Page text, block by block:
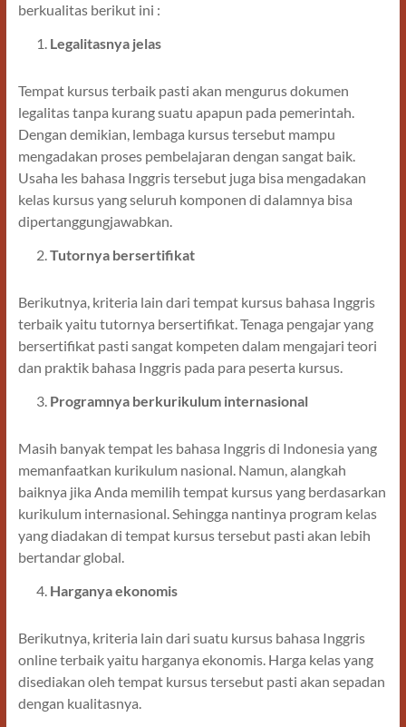
berkualitas berikut ini :
Legalitasnya jelas
Tempat kursus terbaik pasti akan mengurus dokumen
legalitas tanpa kurang suatu apapun pada pemerintah.
Dengan demikian, lembaga kursus tersebut mampu
mengadakan proses pembelajaran dengan sangat baik.
Usaha les bahasa Inggris tersebut juga bisa mengadakan
kelas kursus yang seluruh komponen di dalamnya bisa
dipertanggungjawabkan.
Tutornya bersertifikat
Berikutnya, kriteria lain dari tempat kursus bahasa Inggris
terbaik yaitu tutornya bersertifikat. Tenaga pengajar yang
bersertifikat pasti sangat kompeten dalam mengajari teori
dan praktik bahasa Inggris pada para peserta kursus.
Programnya berkurikulum internasional
Masih banyak tempat les bahasa Inggris di Indonesia yang
memanfaatkan kurikulum nasional. Namun, alangkah
baiknya jika Anda memilih tempat kursus yang berdasarkan
kurikulum internasional. Sehingga nantinya program kelas
yang diadakan di tempat kursus tersebut pasti akan lebih
bertandar global.
Harganya ekonomis
Berikutnya, kriteria lain dari suatu kursus bahasa Inggris
online terbaik yaitu harganya ekonomis. Harga kelas yang
disediakan oleh tempat kursus tersebut pasti akan sepadan
dengan kualitasnya.